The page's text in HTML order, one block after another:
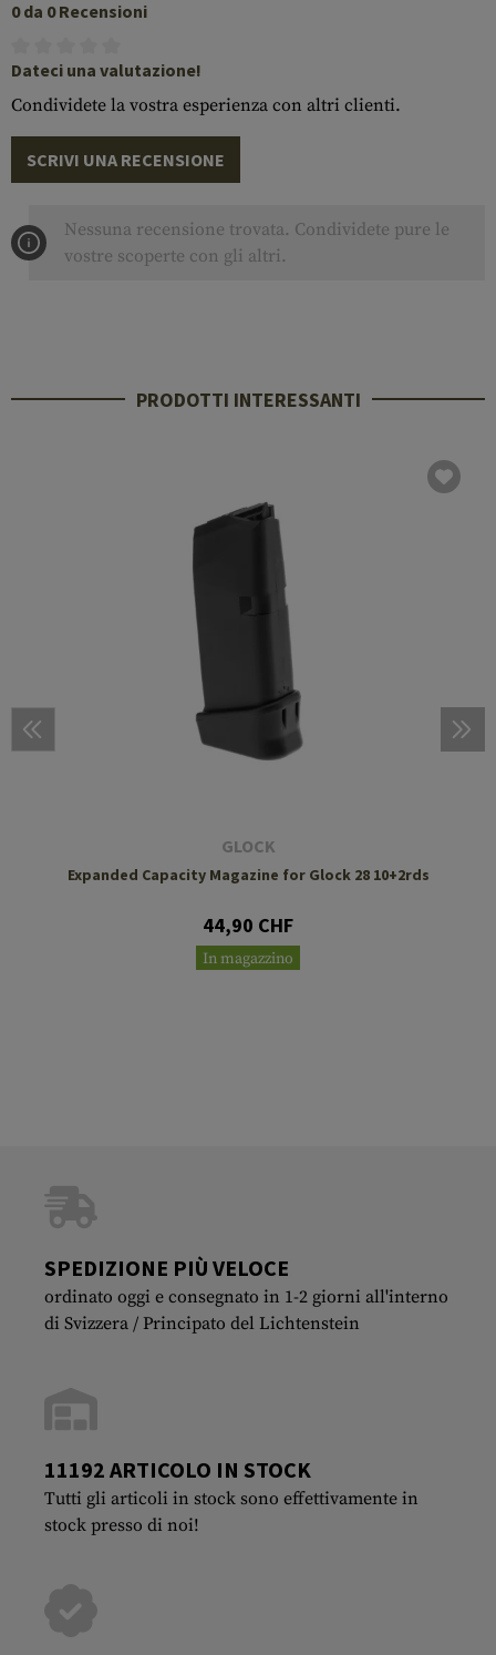
0 da 0 Recensioni
Dateci una valutazione!
Condividete la vostra esperienza con altri clienti.
SCRIVI UNA RECENSIONE
Nessuna recensione trovata. Condividete pure le
vostre scoperte con gli altri.
PRODOTTI INTERESSANTI
GLOCK
Expanded Capacity Magazine for Glock 28 10+2rds
44,90 CHF
In magazzino
SPEDIZIONE PIÙ VELOCE
ordinato oggi e consegnato in 1-2 giorni all'interno
di Svizzera / Principato del Lichtenstein
11192 ARTICOLO IN STOCK
Tutti gli articoli in stock sono effettivamente in
stock presso di noi!